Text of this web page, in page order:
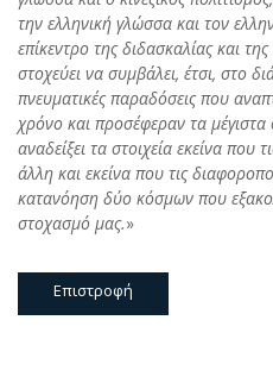
την ελληνική γλώσσα και τον
επίκεντρο της διδασκαλίας και
στοχεύει να συμβάλει, έτσι, στο
πνευματικές παραδόσεις που
χρόνο και προσέφεραν τα
αναδείξει τα στοιχεία εκείνα που
άλλη και εκείνα που τις
κατανόηση δύο κόσμων που
στοχασμό μας.»
Επιστροφή